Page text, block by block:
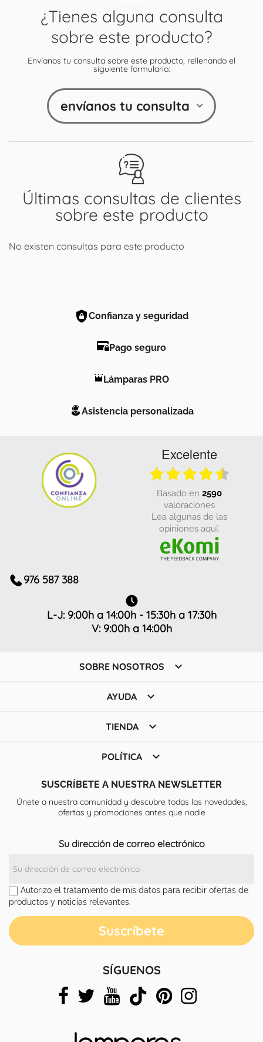
Últimas consultas de clientes
sobre este producto
No existen consultas para este producto
¿Tienes alguna consulta
sobre este producto?
Envíanos tu consulta sobre este producto, rellenando el
siguiente formulario:
envíanos tu consulta
Confianza y seguridad
Pago seguro
Lámparas PRO
Asistencia personalizada
Excelente
basado en 2590
valoraciones
Lea algunas de las
opiniones aquí.
976 587 388
L-J: 9:00h a 14:00h - 15:30h a 17:30h
V: 9:00h a 14:00h
SOBRE NOSOTROS 
AYUDA 
TIENDA 
POLÍTICA 
SUSCRÍBETE A NUESTRA NEWSLETTER
Únete a nuestra comunidad y descubre todas las novedades,
ofertas y promociones antes que nadie
Su dirección de correo electrónico
Autorizo el tratamiento de mis datos para recibir ofertas de
productos y noticias relevantes.
SÍGUENOS